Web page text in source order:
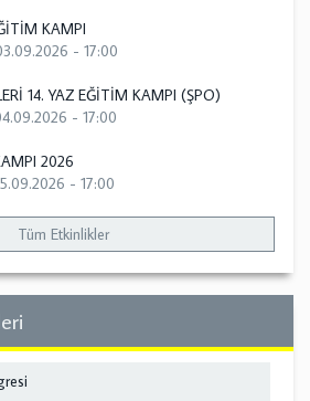
KAMPI
- 17:00
14. YAZ EĞİTİM KAMPI (ŞPO)
- 17:00
2026
- 17:00
Tüm Etkinlikler